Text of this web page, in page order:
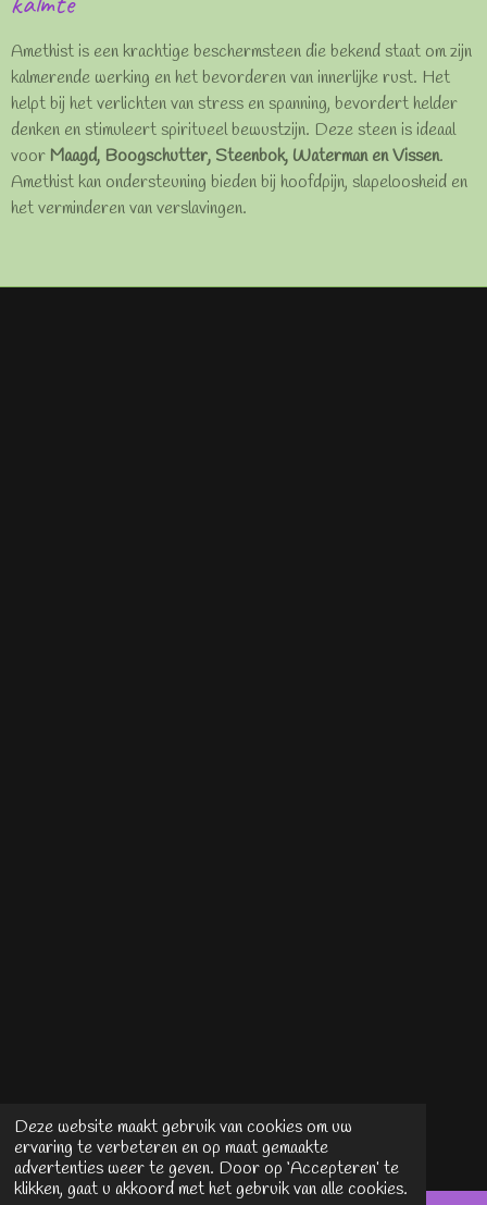
Deze website maakt gebruik van cookies om uw
ervaring te verbeteren en op maat gemaakte
advertenties weer te geven. Door op ‘Accepteren’ te
klikken, gaat u akkoord met het gebruik van alle cookies.
Amethist is een krachtige beschermsteen die bekend staat om zijn
kalmerende werking en het bevorderen van innerlijke rust. Het
helpt bij het verlichten van stress en spanning, bevordert helder
denken en stimuleert spiritueel bewustzijn. Deze steen is ideaal
voor Maagd, Boogschutter, Steenbok, Waterman en Vissen.
Amethist kan ondersteuning bieden bij hoofdpijn, slapeloosheid en
het verminderen van verslavingen.